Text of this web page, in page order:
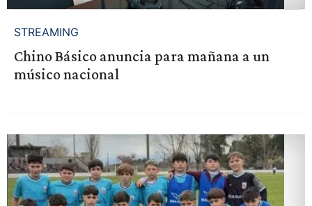
STREAMING
Chino Básico anuncia para mañana a un
músico nacional